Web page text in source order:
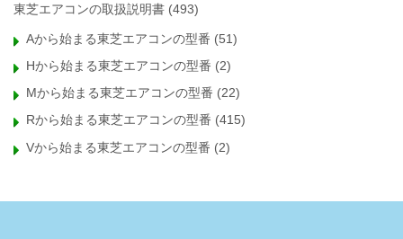
東芝エアコンの取扱説明書 (493)
Aから始まる東芝エアコンの型番 (51)
Hから始まる東芝エアコンの型番 (2)
Mから始まる東芝エアコンの型番 (22)
Rから始まる東芝エアコンの型番 (415)
Vから始まる東芝エアコンの型番 (2)